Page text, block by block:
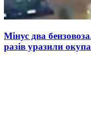
Мінус два
разів уразили